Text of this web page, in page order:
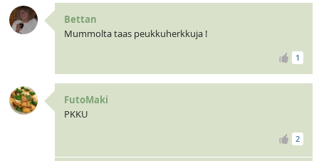
Bettan
Mummolta taas peukkuherkkuja !
1
FutoMaki
PKKU
2